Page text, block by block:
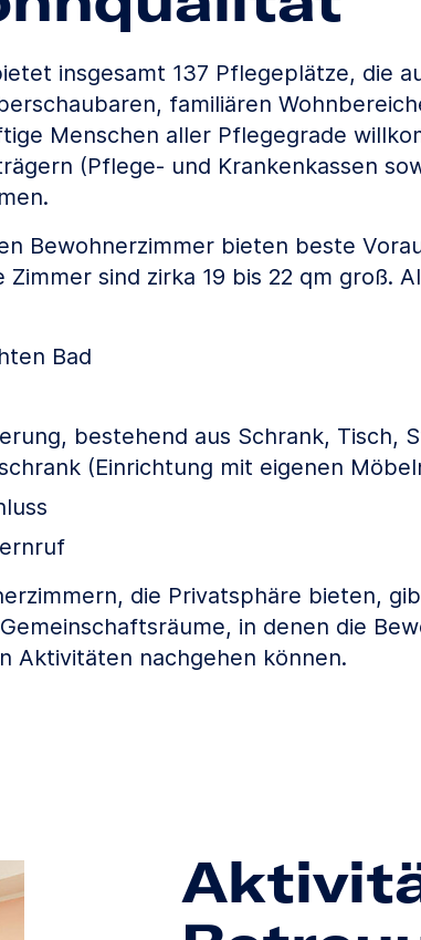
insgesamt 137 Pflegeplätze, die
familiären
Menschen aller Pflegegrade
(Pflege- und Krankenkassen
Bewohnerzimmer bieten beste
sind zirka 19 bis 22 qm groß.
Bad
bestehend aus Schrank, Tisch,
(Einrichtung mit eigenen
die Privatsphäre bieten,
in denen die
Aktivitäten nachgehen können.